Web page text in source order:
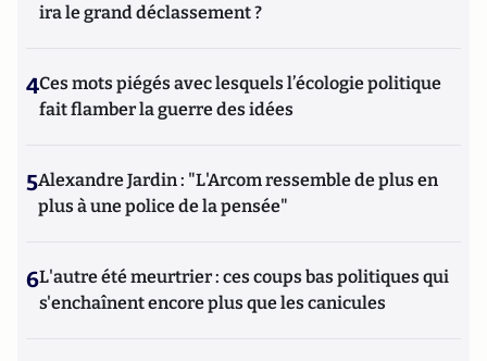
ira le grand déclassement ?
4Ces mots piégés avec lesquels l’écologie politique
fait flamber la guerre des idées
5Alexandre Jardin : "L'Arcom ressemble de plus en
plus à une police de la pensée"
6L'autre été meurtrier : ces coups bas politiques qui
s'enchaînent encore plus que les canicules